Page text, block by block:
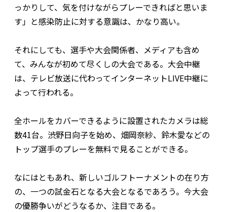
っかりして、気を付けながらプレーできればと思いま
す」と感染防止に対する意識は、かなり高い。
それにしても、選手や大会関係者、メディアも含め
て、みんなが初めて尽くしの大会である。大会中継
は、テレビ放送に代わってインターネットLIVE中継に
よって行われる。
全ホールをカバーできるように設置されたカメラは総
数41台。渋野日向子を始め、畑岡奈紗、鈴木愛などの
トップ選手のプレーを無料で見ることができる。
なにはともあれ、新しいゴルフトーナメントの在り方
の、一つの試金石となる大会となるであろう。今大会
の優勝争いがどうなるか、注目である。